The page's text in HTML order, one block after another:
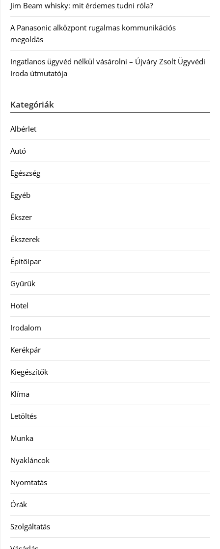
Jim Beam whisky: mit érdemes tudni róla?
A Panasonic alközpont rugalmas kommunikációs
megoldás
Ingatlanos ügyvéd nélkül vásárolni – Újváry Zsolt Ügyvédi
Iroda útmutatója
Kategóriák
Albérlet
Autó
Egészség
Egyéb
Ékszer
Ékszerek
Építőipar
Gyűrűk
Hotel
Irodalom
Kerékpár
Kiegészítők
Klíma
Letöltés
Munka
Nyakláncok
Nyomtatás
Órák
Szolgáltatás